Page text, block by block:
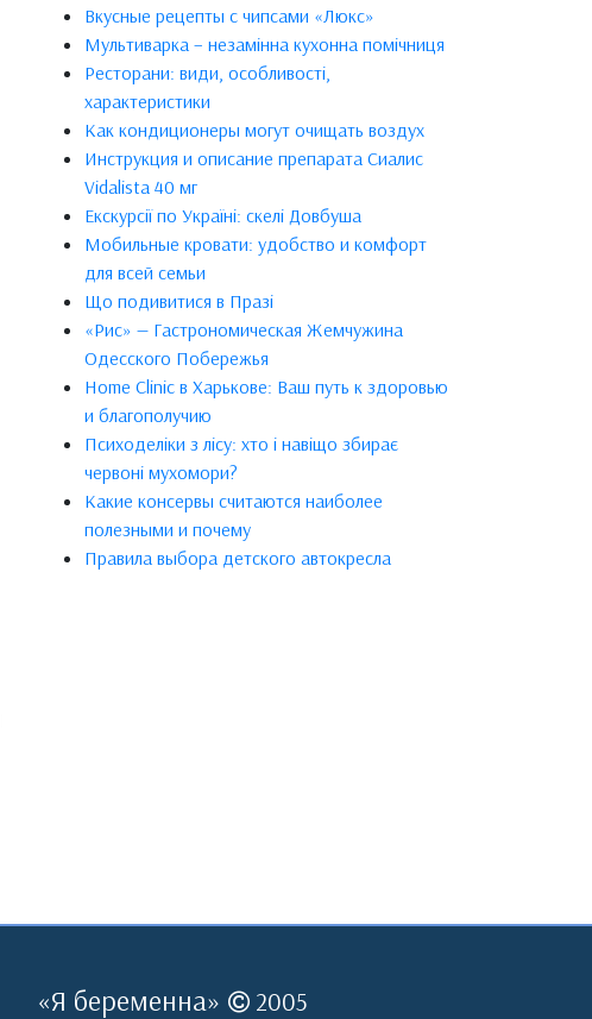
Вкусные рецепты с чипсами «Люкс»
Мультиварка – незамінна кухонна помічниця
Ресторани: види, особливості,
характеристики
Как кондиционеры могут очищать воздух
Инструкция и описание препарата Сиалис
Vidalista 40 мг
Екскурсії по Україні: скелі Довбуша
Мобильные кровати: удобство и комфорт
для всей семьи
Що подивитися в Празі
«Рис» — Гастрономическая Жемчужина
Одесского Побережья
Home Clinic в Харькове: Ваш путь к здоровью
и благополучию
Психоделіки з лісу: хто і навіщо збирає
червоні мухомори?
Какие консервы считаются наиболее
полезными и почему
Правила выбора детского автокресла
«Я беременна» 2005